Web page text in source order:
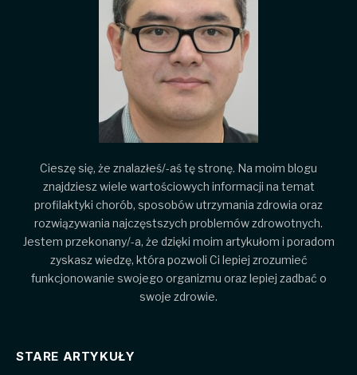
Cieszę się, że znalazłeś/-aś tę stronę. Na moim blogu
znajdziesz wiele wartościowych informacji na temat
profilaktyki chorób, sposobów utrzymania zdrowia oraz
rozwiązywania najczęstszych problemów zdrowotnych.
Jestem przekonany/-a, że dzięki moim artykułom i poradom
zyskasz wiedzę, która pozwoli Ci lepiej zrozumieć
funkcjonowanie swojego organizmu oraz lepiej zadbać o
swoje zdrowie.
STARE ARTYKUŁY